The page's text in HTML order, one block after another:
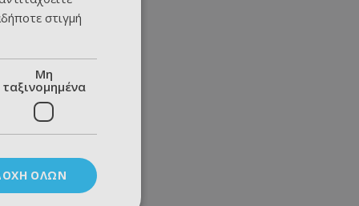
στιγμή
Μη
ταξινομημένα
ΌΛΩΝ